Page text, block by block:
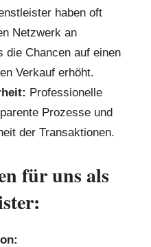
haben oft
Netzwerk an
die Chancen auf einen
Verkauf erhöht.
Professionelle
Prozesse und
der Transaktionen.
für uns als